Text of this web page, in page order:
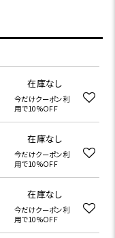
在庫なし
今だけクーポン利
用で10%OFF
在庫なし
今だけクーポン利
用で10%OFF
在庫なし
今だけクーポン利
用で10%OFF